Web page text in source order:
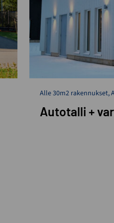
Alle 30m2 rakennukset,
Autotalli +